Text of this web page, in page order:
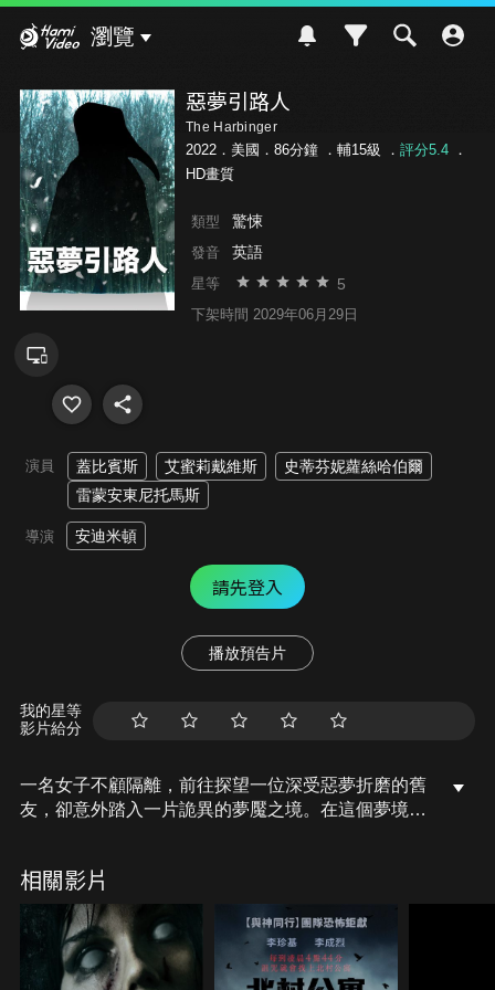
瀏覽
惡夢引路人
The Harbinger
2022．美國．86分鐘 ． 輔15級 ． 評分5.4．
HD畫質
類型 驚悚
發音 英語
星等 5
下架時間 2029年06月29日
演員 蓋比賓斯 艾蜜莉戴維斯
史蒂芬妮蘿絲哈伯爾
雷蒙安東尼托馬斯
導演 安迪米頓
請先登入
播放預告片
我的星等
影片給分
一名女子不顧隔離，前往探望一位深受惡夢折磨的舊
友，卻意外踏入一片詭異的夢魘之境。在這個夢境
驚覺惡夢不僅具有傳染性，甚至可能將她的存在從世
界上完全抹去。
相關影片